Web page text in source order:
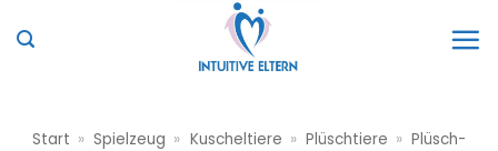
Inhalt
Start » Spielzeug » Kuscheltiere » Plüschtiere » Plüsch-